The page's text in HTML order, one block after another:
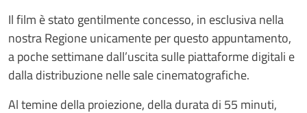
Il film è stato gentilmente concesso, in esclusiva nella
nostra Regione unicamente per questo appuntamento,
a poche settimane dall’uscita sulle piattaforme digitali e
dalla distribuzione nelle sale cinematografiche.
Al temine della proiezione, della durata di 55 minuti,